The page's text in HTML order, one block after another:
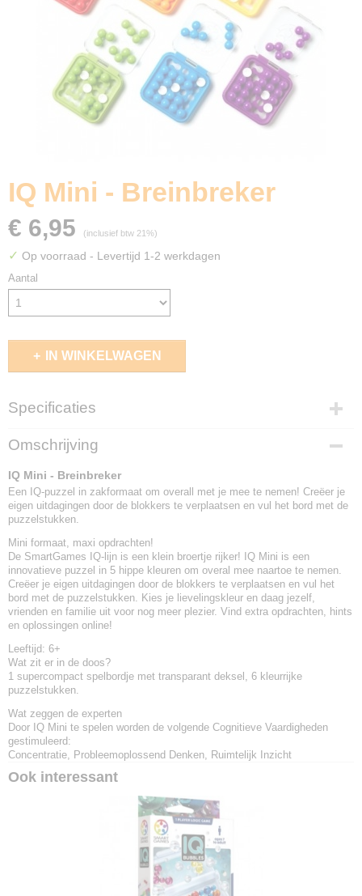
IQ Mini - Breinbreker
€ 6,95 (inclusief btw 21%)
✓ Op voorraad - Levertijd 1-2 werkdagen
Aantal
IN WINKELWAGEN
Specificaties
EAN code
5414301524489
Omschrijving
IQ Mini - Breinbreker
Een IQ-puzzel in zakformaat om overall met je mee te nemen! Creëer je
eigen uitdagingen door de blokkers te verplaatsen en vul het bord met de
puzzelstukken.
Mini formaat, maxi opdrachten!
De SmartGames IQ-lijn is een klein broertje rijker! IQ Mini is een
innovatieve puzzel in 5 hippe kleuren om overal mee naartoe te nemen.
Creëer je eigen uitdagingen door de blokkers te verplaatsen en vul het
bord met de puzzelstukken. Kies je lievelingskleur en daag jezelf,
vrienden en familie uit voor nog meer plezier. Vind extra opdrachten, hints
en oplossingen online!
Leeftijd: 6+
Wat zit er in de doos?
1 supercompact spelbordje met transparant deksel, 6 kleurrijke
puzzelstukken.
Wat zeggen de experten
Door IQ Mini te spelen worden de volgende Cognitieve Vaardigheden
gestimuleerd:
Concentratie, Probleemoplossend Denken, Ruimtelijk Inzicht
Ook interessant